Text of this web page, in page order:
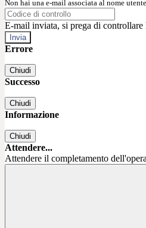
Non hai una e-mail associata al nome
E-mail inviata, si prega di controllare
Errore
Chiudi
Successo
Chiudi
Informazione
Chiudi
Attendere...
Attendere il completamento